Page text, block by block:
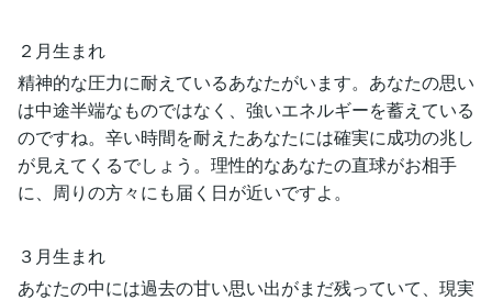
２月生まれ
精神的な圧力に耐えているあなたがいます。あなたの思い
は中途半端なものではなく、強いエネルギーを蓄えている
のですね。辛い時間を耐えたあなたには確実に成功の兆し
が見えてくるでしょう。理性的なあなたの直球がお相手
に、周りの方々にも届く日が近いですよ。
３月生まれ
あなたの中には過去の甘い思い出がまだ残っていて、現実